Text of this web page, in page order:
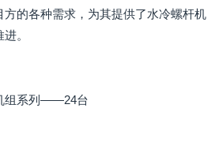
的各种需求，为其提供了水冷螺杆机
。
组系列——24台